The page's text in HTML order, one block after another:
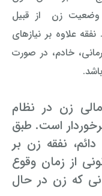
وضعیت زن از قبیل
علاوه بر نیازهای
خادم، در صورت
زن در نظام
است. طبق
دائم، نفقه زن بر
از زمان وقوع
که زن در حال